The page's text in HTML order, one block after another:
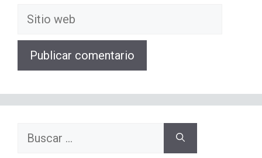
Sitio
Buscar: